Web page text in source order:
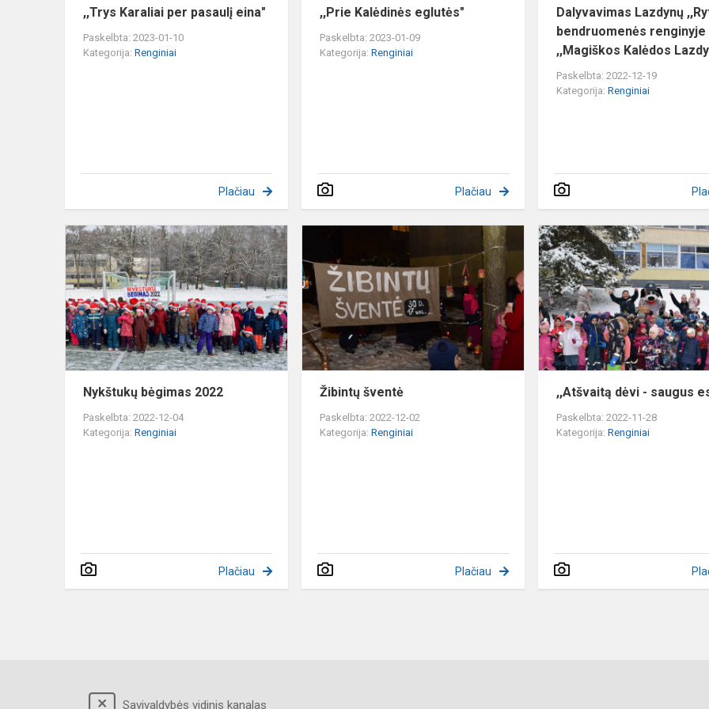
,,Trys Karaliai per pasaulį eina"
Paskelbta: 2023-01-10
Kategorija: Renginiai
Plačiau
,,Prie Kalėdinės eglutės"
Paskelbta: 2023-01-09
Kategorija:Renginiai
Plačiau
Dalyvavimas Lazdynų
bendruomenės renginyje
,,Magiškos Kalėdos
Paskelbta: 2022-12-19
Kategorija:Renginiai
Nykštukų
bėgimas
2022
Nykštukų bėgimas 2022
Paskelbta: 2022-12-04
Kategorija: Renginiai
Plačiau
Žibintų
šventė
Žibintų šventė
Paskelbta: 2022-12-02
Kategorija:Renginiai
Plačiau
,,Atšvaitą dėvi - saugus
Paskelbta: 2022-11-28
Kategorija:Renginiai
Savivaldybės vidinis kanalas